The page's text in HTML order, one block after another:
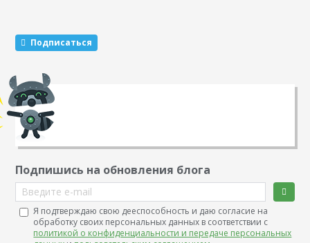
Подписаться
Подпишись на обновления блога
Введите e-mail
Я подтверждаю свою дееспособность и даю согласие на
обработку своих персональных данных в соответствии с
политикой о конфиденциальности и передаче персональных